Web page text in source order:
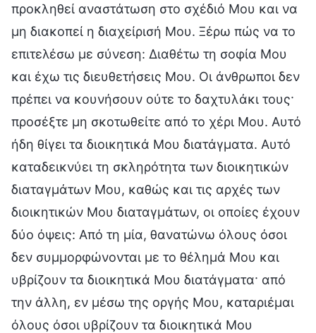
προκληθεί αναστάτωση στο σχέδιό Μου και να
μη διακοπεί η διαχείρισή Μου. Ξέρω πώς να το
επιτελέσω με σύνεση: Διαθέτω τη σοφία Μου
και έχω τις διευθετήσεις Μου. Οι άνθρωποι δεν
πρέπει να κουνήσουν ούτε το δαχτυλάκι τους·
προσέξτε μη σκοτωθείτε από το χέρι Μου. Αυτό
ήδη θίγει τα διοικητικά Μου διατάγματα. Αυτό
καταδεικνύει τη σκληρότητα των διοικητικών
διαταγμάτων Μου, καθώς και τις αρχές των
διοικητικών Μου διαταγμάτων, οι οποίες έχουν
δύο όψεις: Από τη μία, θανατώνω όλους όσοι
δεν συμμορφώνονται με το θέλημά Μου και
υβρίζουν τα διοικητικά Μου διατάγματα· από
την άλλη, εν μέσω της οργής Μου, καταριέμαι
όλους όσοι υβρίζουν τα διοικητικά Μου